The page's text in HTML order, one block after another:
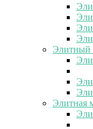
Элитный
Элитная